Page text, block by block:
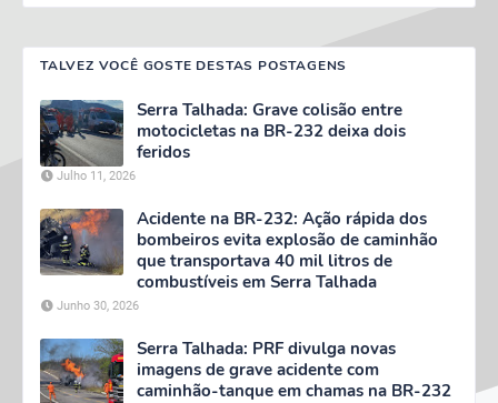
TALVEZ VOCÊ GOSTE DESTAS POSTAGENS
Serra Talhada: Grave colisão entre
motocicletas na BR-232 deixa dois
feridos
Julho 11, 2026
Acidente na BR-232: Ação rápida dos
bombeiros evita explosão de caminhão
que transportava 40 mil litros de
combustíveis em Serra Talhada
Junho 30, 2026
Serra Talhada: PRF divulga novas
imagens de grave acidente com
caminhão-tanque em chamas na BR-232